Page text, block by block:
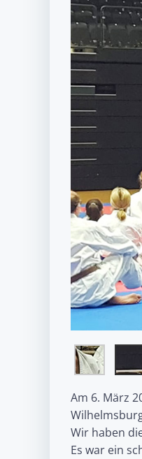
Am 6. März
Wir haben
Es war ein